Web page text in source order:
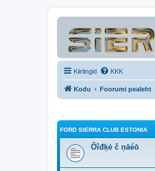
Kiirlingid KKK
Kodu Foorumi pealeht
FORD SIERRA CLUB ESTONIA
Ôîđķė č ņāéō